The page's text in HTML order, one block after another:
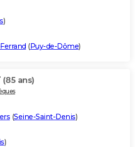
)
(Puy-de-Dôme)
(85 ans)
(Seine-Saint-Denis)
)